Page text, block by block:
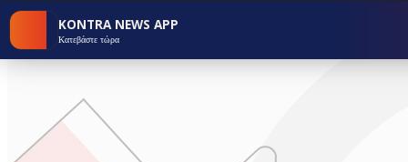
KONTRA NEWS APP
Κατεβάστε τώρα